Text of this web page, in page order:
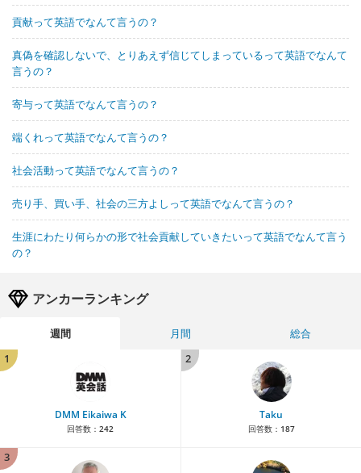
貢献って英語でなんて言うの？
真偽を確認しないで、とりあえず信じてしまっているって英語でなんて
言うの？
寄与って英語でなんて言うの？
端くれって英語でなんて言うの？
社会活動って英語でなんて言うの？
売り手、買い手、社会の三方よしって英語でなんて言うの？
生涯にわたり何らかの形で社会貢献していきたいって英語でなんて言う
の？
アンカーランキング
週間 月間
総合
1
DMM Eikaiwa K
回答数： 242
2
Taku
回答数： 187
3